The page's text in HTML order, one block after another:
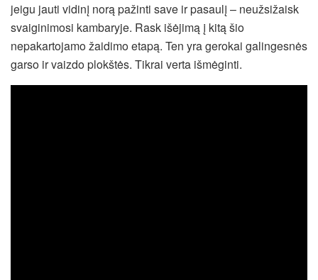
jeigu jauti vidinį norą pažinti save ir pasaulį – neužsižaisk
svaiginimosi kambaryje. Rask išėjimą į kitą šio
nepakartojamo žaidimo etapą. Ten yra gerokai galingesnės
garso ir vaizdo plokštės. Tikrai verta išmėginti.